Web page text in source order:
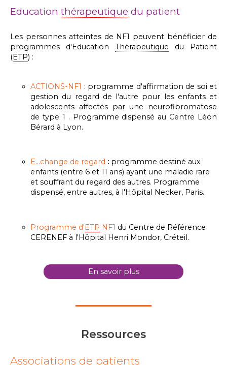
Education thérapeutique du patient
Les personnes atteintes de NF1 peuvent bénéficier de
programmes d'Education Thérapeutique du Patient
(ETP) :
ACTIONS-NF1 : programme d'affirmation de soi et
gestion du regard de l'autre pour les enfants et
adolescents affectés par une neurofibromatose
de type 1 . Programme dispensé au Centre Léon
Bérard à Lyon.
E...change de regard : programme destiné aux
enfants (entre 6 et 11 ans) ayant une maladie rare
et souffrant du regard des autres. Programme
dispensé, entre autres, à l'Hôpital Necker, Paris.
Programme d'ETP NF1 du Centre de Référence
CERENEF à l'Hôpital Henri Mondor, Créteil.
En savoir plus
Ressources
Associations de patients